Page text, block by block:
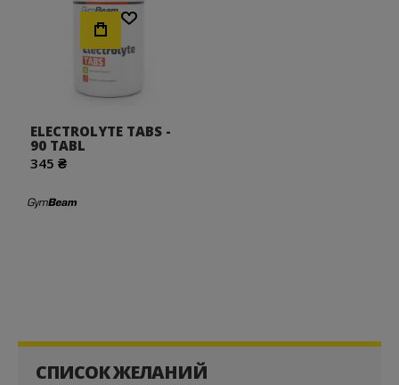
Хочу!
ELECTROLYTE TABS -
90 TABL
345 ₴
СПИСОК ЖЕЛАНИЙ